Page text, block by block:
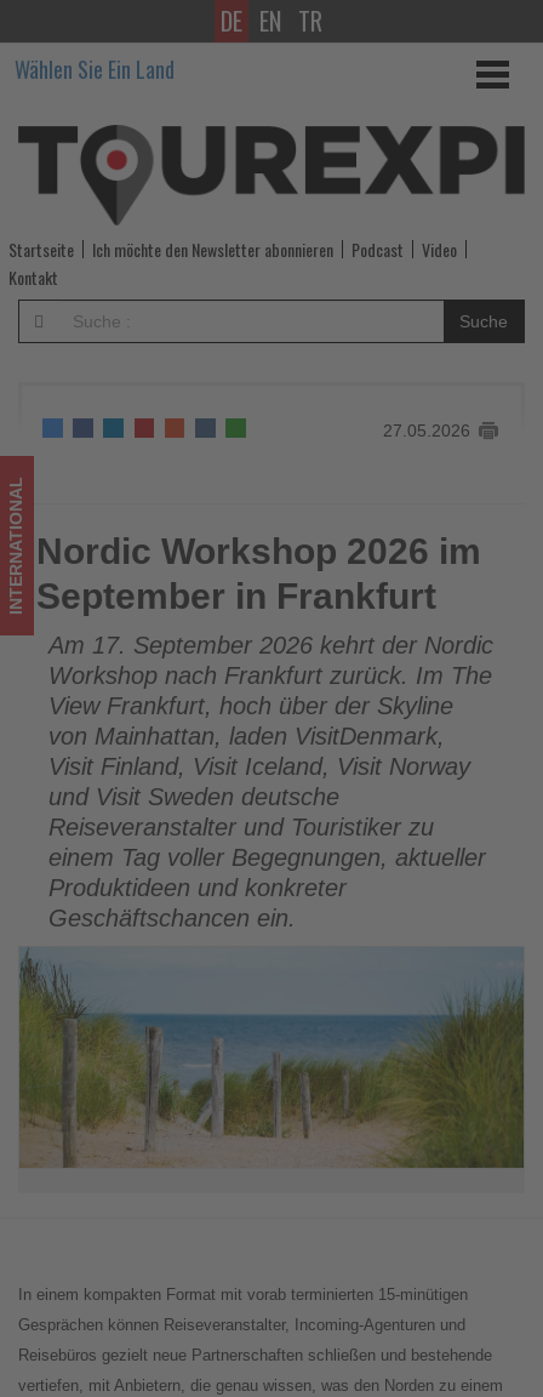
Nordic
Workshop
2026
im
September
in
Frankfurt
Wissen,
was
im
Tourismus
los
ist!
DE EN TR
Wählen Sie Ein Land
Startseite Ich möchte den Newsletter abonnieren Podcast
Video
Kontakt
Suche
27.05.2026
Nordic Workshop 2026 im September in Frankfurt
INTERNATIONAL Nordic Workshop 2026 im
September in Frankfurt
Am 17. September 2026 kehrt der Nordic
Workshop nach Frankfurt zurück. Im The
View Frankfurt, hoch über der Skyline
von Mainhattan, laden VisitDenmark,
Visit Finland, Visit Iceland, Visit Norway
und Visit Sweden deutsche
Reiseveranstalter und Touristiker zu
einem Tag voller Begegnungen, aktueller
Produktideen und konkreter
Geschäftschancen ein.
In einem kompakten Format mit vorab terminierten 15-minütigen
Gesprächen können Reiseveranstalter, Incoming-Agenturen und
Reisebüros gezielt neue Partnerschaften schließen und bestehende
vertiefen, mit Anbietern, die genau wissen, was den Norden zu einem